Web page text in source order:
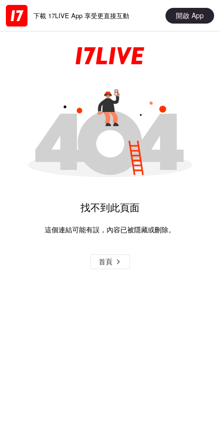
下載 17LIVE App 享受更直接互動 開啟 App
找不到此頁面
這個連結可能有誤，內容已被隱藏或刪除。
首頁